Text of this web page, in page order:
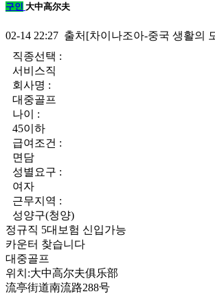
구인 大中高尔夫
02-14 22:27 출처[차이나조아-중국 생활의
직종선택 :
서비스직
회사명 :
대중골프
나이 :
45이하
급여조건 :
면담
성별요구 :
여자
근무지역 :
성양구(청양)
정규직 5대보험 신입가능
카운터 찾습니다
대중골프
위치:大中高尔夫俱乐部
流亭街道南流路288号